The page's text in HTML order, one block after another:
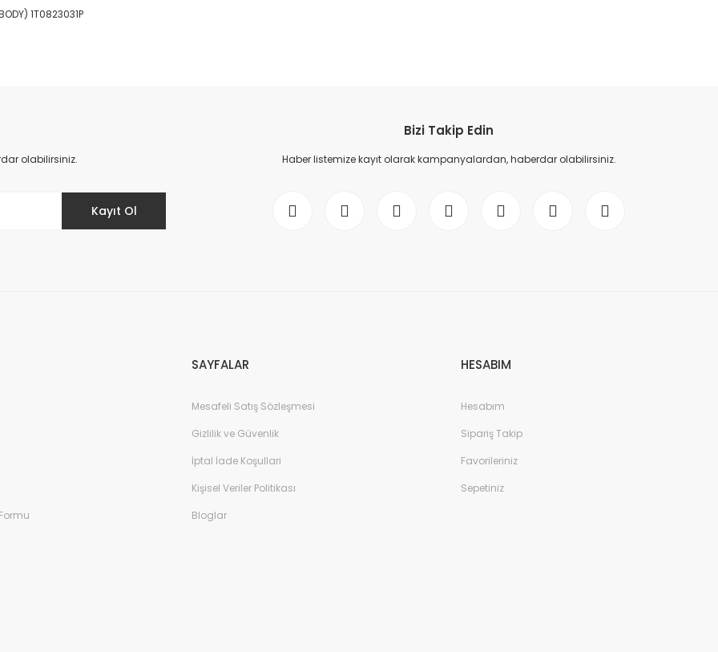
1T0823031P
olabilirsiniz.
Kayıt Ol
Bizi Takip Edin
Haber listemize kayıt olarak kampanyalardan, haberdar olabilirsiniz.
SAYFALAR
Mesafeli Satış Sözleşmesi
Gizlilik ve Güvenlik
İptal İade Koşullari
Kişisel Veriler Politikası
Bloglar
HESABIM
Hesabım
Sipariş Takip
Favorileriniz
Sepetiniz